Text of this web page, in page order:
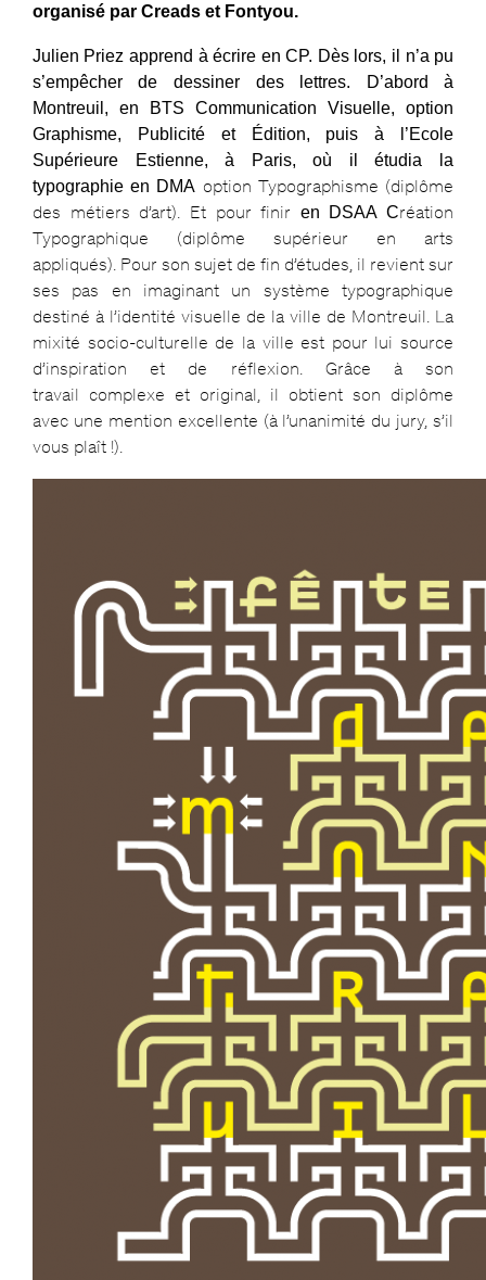
organisé par Creads et Fontyou.
Julien Priez apprend à écrire en CP. Dès lors, il n’a pu
s’empêcher de dessiner des lettres. D’abord à
Montreuil, en BTS Communication Visuelle, option
Graphisme, Publicité et Édition, puis à l’Ecole
Supérieure Estienne, à Paris, où il étudia la
typographie en DMA option Typographisme (diplôme
des métiers d’art). Et pour finir en DSAA Création
Typographique (diplôme supérieur en arts
appliqués). Pour son sujet de fin d’études, il revient sur
ses pas en imaginant un système typographique
destiné à l’identité visuelle de la ville de Montreuil. La
mixité socio-culturelle de la ville est pour lui source
d’inspiration et de réflexion. Grâce à son
travail complexe et original, il obtient son diplôme
avec une mention excellente (à l’unanimité du jury, s’il
vous plaît !).